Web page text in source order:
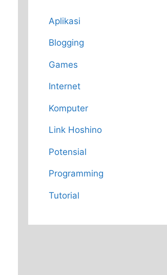
Aplikasi
Blogging
Games
Internet
Komputer
Link Hoshino
Potensial
Programming
Tutorial